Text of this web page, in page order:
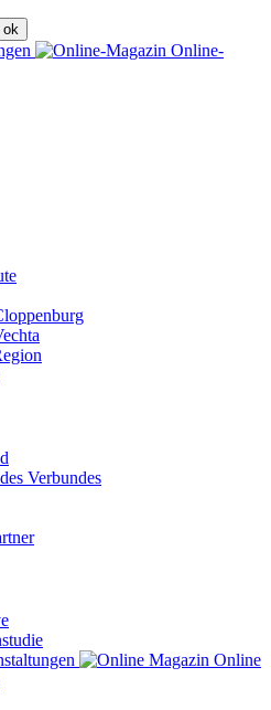
Online-
Verbundes
Online